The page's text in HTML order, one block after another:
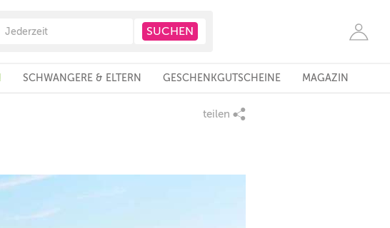
SCHWANGERE & ELTERN GESCHENKGUTSCHEINE MAGAZIN
teilen